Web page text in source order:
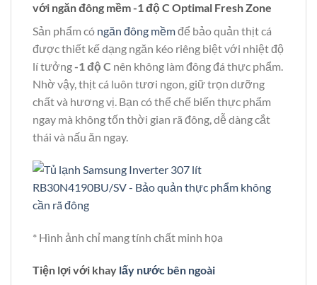
với ngăn đông mềm -1 độ C Optimal Fresh Zone
Sản phẩm có ngăn đông mềmđể bảo quản thịt cá
được thiết kế dạng ngăn kéo riêng biệt với nhiệt độ
lí tưởng-1 độ C nên không làm đông đá thực phẩm.
Nhờ vậy, thịt cá luôn tươi ngon, giữ trọn dưỡng
chất và hương vị. Bạn có thể chế biến thực phẩm
ngay mà không tốn thời gian rã đông, dễ dàng cắt
thái và nấu ăn ngay.
* Hình ảnh chỉ mang tính chất minh họa
Tiện lợi với khay lấy nước bên ngoài